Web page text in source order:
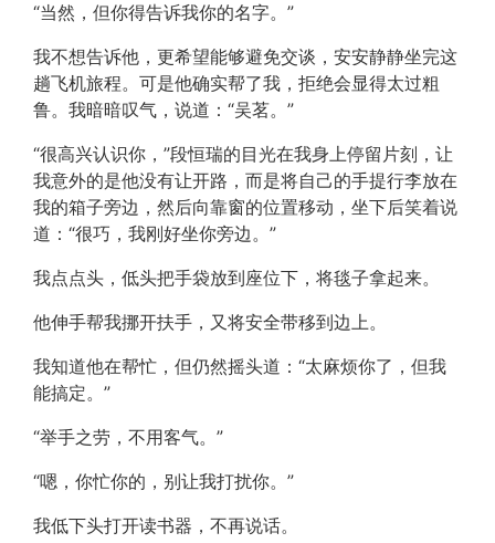
“当然，但你得告诉我你的名字。”
我不想告诉他，更希望能够避免交谈，安安静静坐完这
趟飞机旅程。可是他确实帮了我，拒绝会显得太过粗
鲁。我暗暗叹气，说道：“吴茗。”
“很高兴认识你，”段恒瑞的目光在我身上停留片刻，让
我意外的是他没有让开路，而是将自己的手提行李放在
我的箱子旁边，然后向靠窗的位置移动，坐下后笑着说
道：“很巧，我刚好坐你旁边。”
我点点头，低头把手袋放到座位下，将毯子拿起来。
他伸手帮我挪开扶手，又将安全带移到边上。
我知道他在帮忙，但仍然摇头道：“太麻烦你了，但我
能搞定。”
“举手之劳，不用客气。”
“嗯，你忙你的，别让我打扰你。”
我低下头打开读书器，不再说话。